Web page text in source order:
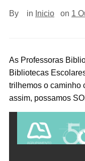
By in Inicio on 1
As Professoras
Bibliotecas
trilhemos o caminho
assim, possamos